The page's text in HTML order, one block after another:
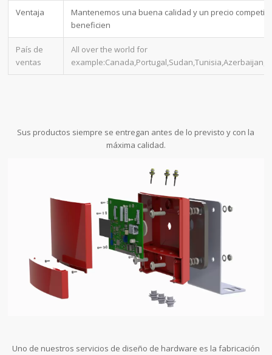
Ventaja
Mantenemos una buena calidad y un precio
beneficien
País de
ventas
All over the world for
Sus productos siempre se entregan antes de lo previsto y con la
máxima calidad.
Uno de nuestros servicios de diseño de hardware es la fabricación